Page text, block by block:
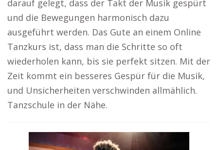
darauf gelegt, dass der Takt der Musik gespürt
und die Bewegungen harmonisch dazu
ausgeführt werden. Das Gute an einem Online
Tanzkurs ist, dass man die Schritte so oft
wiederholen kann, bis sie perfekt sitzen. Mit der
Zeit kommt ein besseres Gespür für die Musik,
und Unsicherheiten verschwinden allmählich.
Tanzschule in der Nähe.